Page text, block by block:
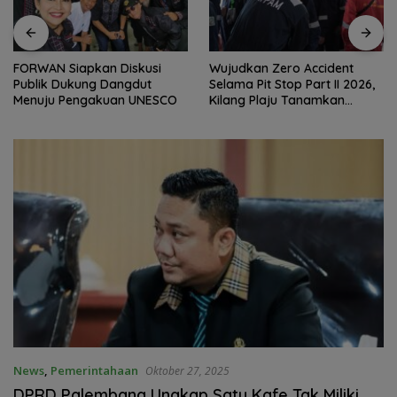
FORWAN Siapkan Diskusi
Publik Dukung Dangdut
Menuju Pengakuan UNESCO
Wujudkan Zero Accident
Selama Pit Stop Part II 2026,
Kilang Plaju Tanamkan
News, Pemerintahaan Oktober 27, 2025